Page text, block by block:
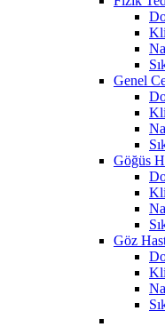
Genel
Göğüs
Göz